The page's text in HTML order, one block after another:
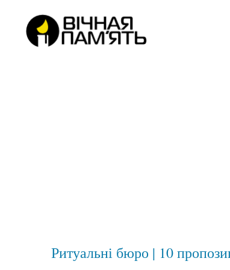
Ритуальні бюро | 10